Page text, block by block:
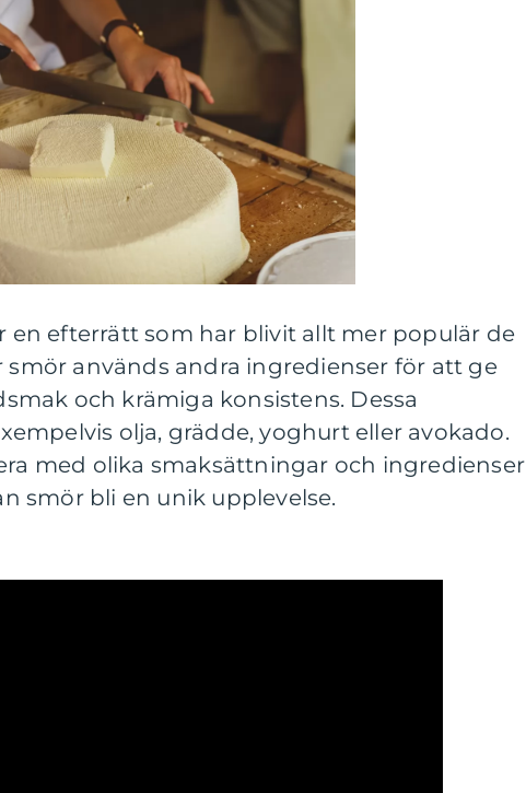
en efterrätt som har blivit allt mer populär de
smör används andra ingredienser för att ge
och krämiga konsistens. Dessa
olja, grädde, yoghurt eller avokado.
med olika smaksättningar och ingredienser
smör bli en unik upplevelse.